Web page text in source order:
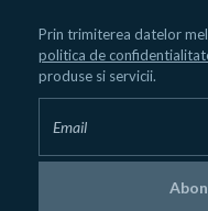
Prin trimiterea datelor
politica de
produse si servicii.